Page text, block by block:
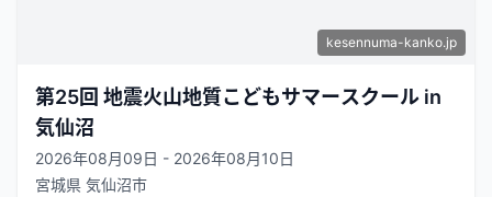
kesennuma-kanko.jp
第25回 地震火山地質こどもサマースクール in
気仙沼
2026年08月09日 - 2026年08月10日
宮城県 気仙沼市